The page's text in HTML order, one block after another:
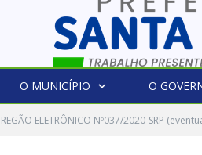
O MUNICÍPIO O
ELETRÔNICO Nº037/2020-SRP